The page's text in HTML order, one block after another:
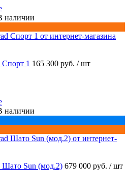
наличии
Спорт 1 165 300 руб. / шт
наличии
Шато Sun (мод.2) 679 000 руб. / шт